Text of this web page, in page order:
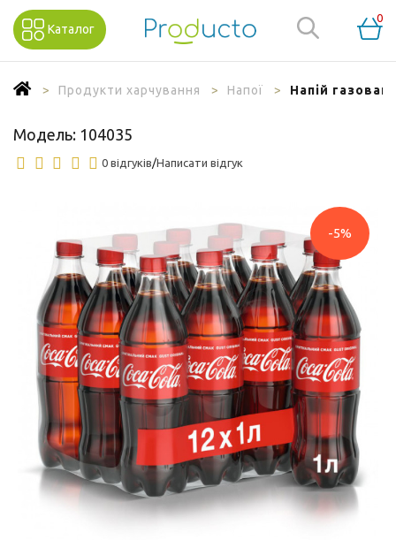
Каталог
0
Продукти харчування Напої Напій
Модель: 104035
0 відгуків/Написати відгук
-5%